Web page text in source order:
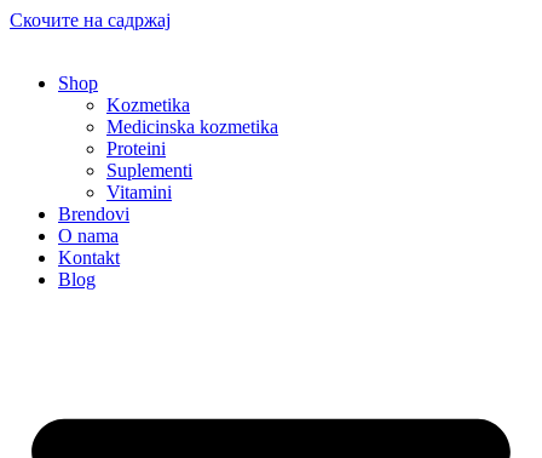
Скочите на садржај
Shop
Kozmetika
Medicinska kozmetika
Proteini
Suplementi
Vitamini
Brendovi
O nama
Kontakt
Blog